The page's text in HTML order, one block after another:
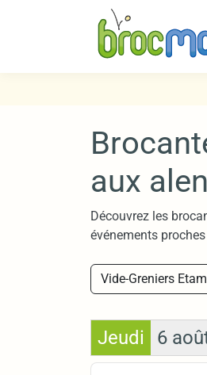
aux
Découvrez les
événements
Vide-Greniers
Jeudi 6